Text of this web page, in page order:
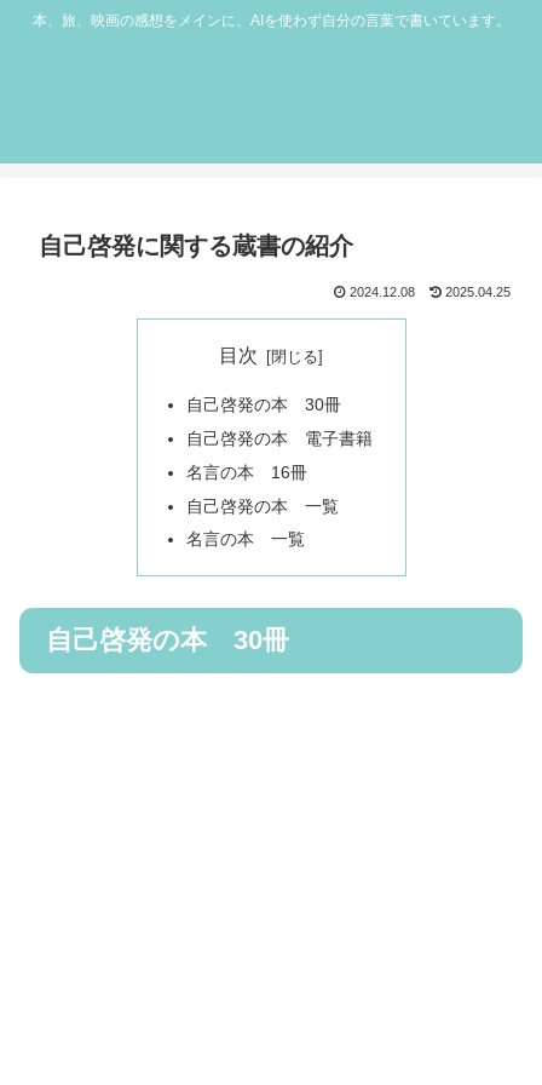
本、旅、映画の感想をメインに、AIを使わず自分の言葉で書いています。
自己啓発に関する蔵書の紹介
2024.12.08 2025.04.25
目次
自己啓発の本 30冊
自己啓発の本 電子書籍
名言の本 16冊
自己啓発の本 一覧
名言の本 一覧
自己啓発の本 30冊